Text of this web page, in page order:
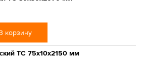
корзину
ТС 75х10х2150 мм